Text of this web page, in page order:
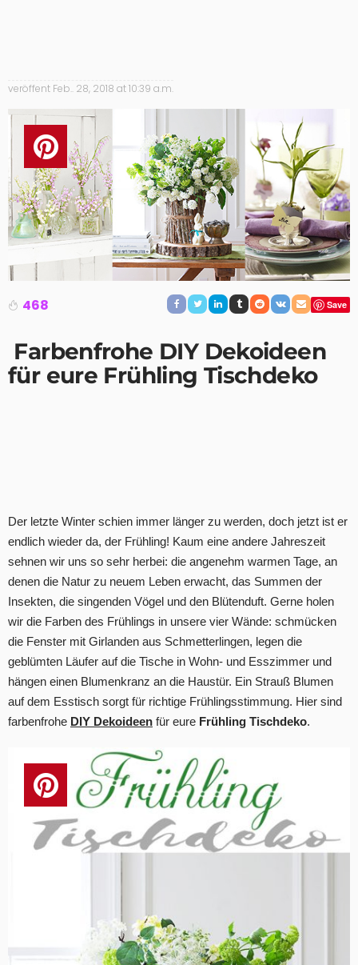
veröffent Feb.. 28, 2018 at 10:39 a.m.
468 Save
Farbenfrohe DIY Dekoideen
für eure Frühling Tischdeko
Der letzte Winter schien immer länger zu werden, doch jetzt ist er
endlich wieder da, der Frühling! Kaum eine andere Jahreszeit
sehnen wir uns so sehr herbei: die angenehm warmen Tage, an
denen die Natur zu neuem Leben erwacht, das Summen der
Insekten, die singenden Vögel und den Blütenduft. Gerne holen
wir die Farben des Frühlings in unsere vier Wände: schmücken
die Fenster mit Girlanden aus Schmetterlingen, legen die
geblümten Läufer auf die Tische in Wohn- und Esszimmer und
hängen einen Blumenkranz an die Haustür. Ein Strauß Blumen
auf dem Esstisch sorgt für richtige Frühlingsstimmung. Hier sind
farbenfrohe DIY Dekoideen für eure Frühling Tischdeko.